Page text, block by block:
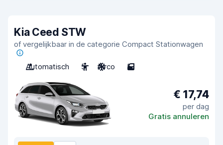
Kia Ceed STW
of vergelijkbaar in de categorie Compact Stationwagen
Automatisch 5 Airco 5
€ 17,74
per dag
Gratis annuleren